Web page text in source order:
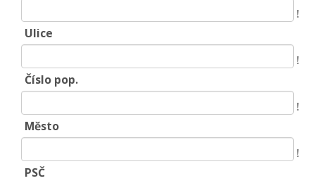
!
Ulice
!
Číslo pop.
!
Město
!
PSČ